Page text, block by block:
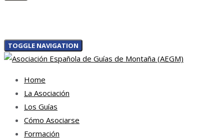
TOGGLE NAVIGATION
Home
La Asociación
Los Guías
Cómo Asociarse
Formación